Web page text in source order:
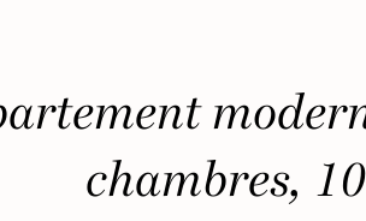
chambres,